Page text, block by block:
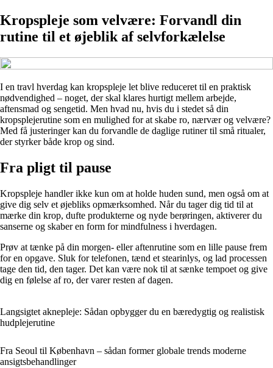
Kropspleje som velvære: Forvandl din
rutine til et øjeblik af selvforkælelse
I en travl hverdag kan kropspleje let blive reduceret til en praktisk
nødvendighed – noget, der skal klares hurtigt mellem arbejde,
aftensmad og sengetid. Men hvad nu, hvis du i stedet så din
kropsplejerutine som en mulighed for at skabe ro, nærvær og velvære?
Med få justeringer kan du forvandle de daglige rutiner til små ritualer,
der styrker både krop og sind.
Fra pligt til pause
Kropspleje handler ikke kun om at holde huden sund, men også om at
give dig selv et øjebliks opmærksomhed. Når du tager dig tid til at
mærke din krop, dufte produkterne og nyde berøringen, aktiverer du
sanserne og skaber en form for mindfulness i hverdagen.
Prøv at tænke på din morgen- eller aftenrutine som en lille pause frem
for en opgave. Sluk for telefonen, tænd et stearinlys, og lad processen
tage den tid, den tager. Det kan være nok til at sænke tempoet og give
dig en følelse af ro, der varer resten af dagen.
Langsigtet aknepleje: Sådan opbygger du en bæredygtig og realistisk
hudplejerutine
Fra Seoul til København – sådan former globale trends moderne
ansigtsbehandlinger